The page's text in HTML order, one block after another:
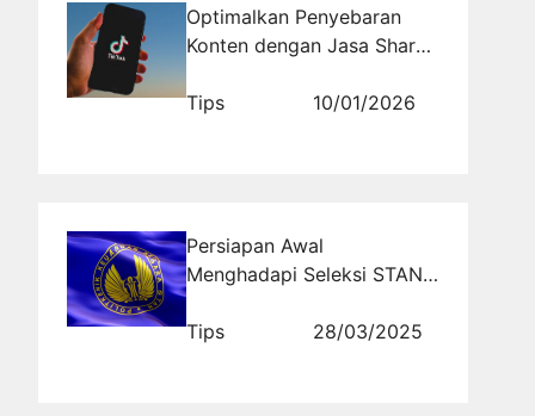
Optimalkan Penyebaran
Konten dengan Jasa Share
Tips
10/01/2026
Persiapan Awal
Menghadapi Seleksi STAN:
Tips
28/03/2025